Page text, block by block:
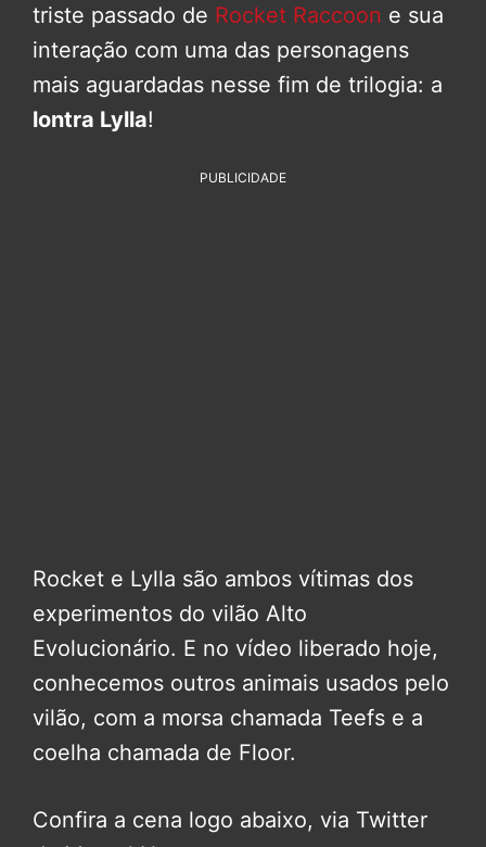
triste passado de Rocket Raccoon e sua
interação com uma das personagens
mais aguardadas nesse fim de trilogia: a
lontra Lylla!
PUBLICIDADE
Rocket e Lylla são ambos vítimas dos
experimentos do vilão Alto
Evolucionário. E no vídeo liberado hoje,
conhecemos outros animais usados pelo
vilão, com a morsa chamada Teefs e a
coelha chamada de Floor.
Confira a cena logo abaixo, via Twitter